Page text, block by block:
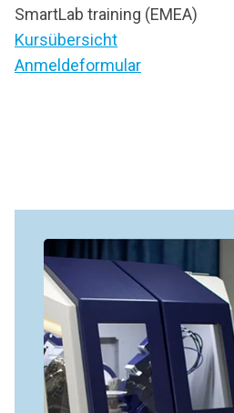
SmartLab training (EMEA)
Kursübersicht
Anmeldeformular